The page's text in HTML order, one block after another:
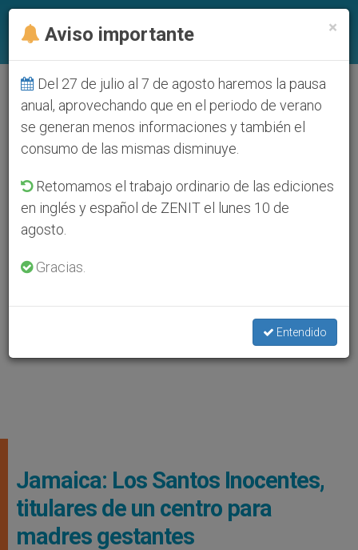
Jamaica: Los Santos Inocentes,
titulares de un centro para
madres gestantes
×
Aviso importante
Del 27 de julio al 7 de agosto haremos la pausa
anual, aprovechando que en el periodo de verano
se generan menos informaciones y también el
consumo de las mismas disminuye.
Retomamos el trabajo ordinario de las ediciones
en inglés y español de ZENIT el lunes 10 de
agosto.
Gracias.
Entendido